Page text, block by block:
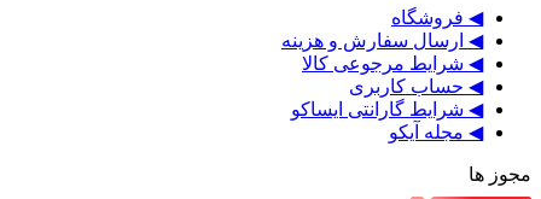
◀ فروشگاه
◀ ارسال سفارش و هزینه
◀ شرایط مرجوعی کالا
◀ حساب کاربری
◀ شرایط گارانتی ایساکو
◀ مجله آیکو
مجوز ها